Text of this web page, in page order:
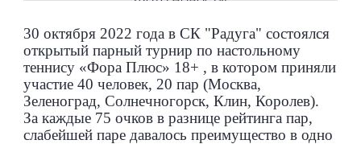
30 октября 2022 года в СК "Радуга" состоялся
открытый парный турнир по настольному
теннису «Фора Плюс» 18+ ,в котором приняли
участие 40 человек, 20 пар (Москва,
Зеленоград, Солнечногорск, Клин, Королев).
За каждые 75 очков в разнице рейтинга пар,
слабейшей паре давалось преимущество в одно